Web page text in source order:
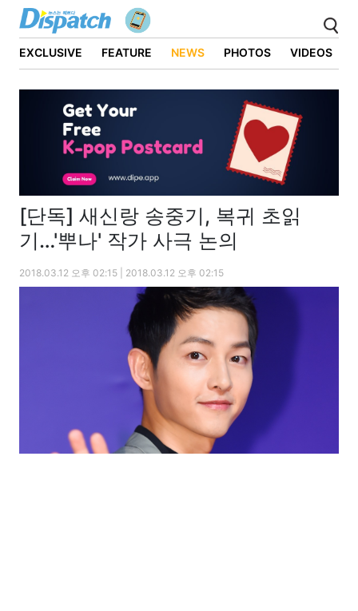
EXCLUSIVE FEATURE NEWS PHOTOS VIDEOS
[단독] 새신랑 송중기, 복귀 초읽
기…'뿌나' 작가 사극 논의
2018.03.12 오후 02:15 | 2018.03.12 오후 02:15